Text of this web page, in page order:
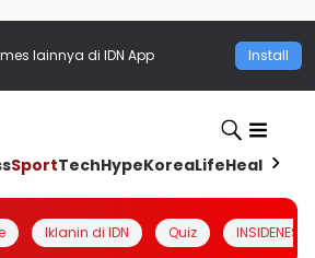
lainnya di IDN App Install
SportTechHypeKoreaLifeHealth
Iklanin di IDN Quiz INSIDENESIA